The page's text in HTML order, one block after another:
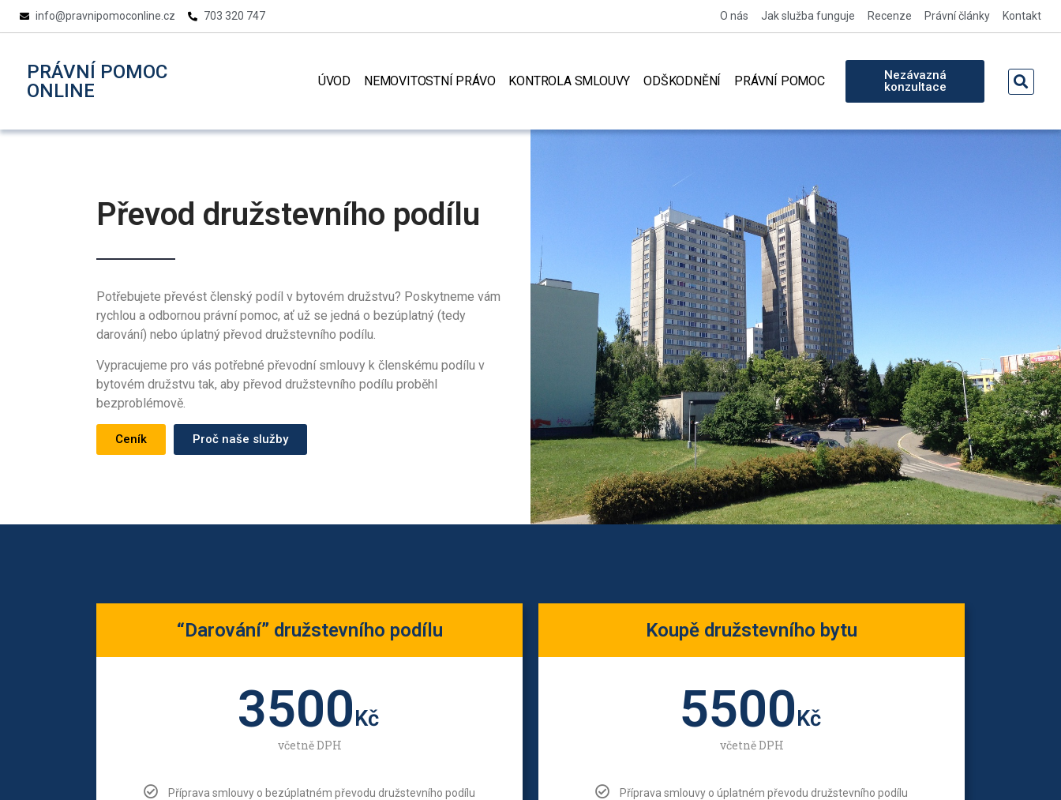
info@pravnipomoconline.cz 703 320 747 O nás Jak služba funguje Recenze Právní články Kontakt
PRÁVNÍ POMOC
ONLINE
ÚVOD NEMOVITOSTNÍ PRÁVO KONTROLA SMLOUVY ODŠKODNĚNÍ PRÁVNÍ POMOC
Nezávazná
konzultace
Převod družstevního podílu
Potřebujete převést členský podíl v bytovém družstvu? Poskytneme vám
rychlou a odbornou právní pomoc, ať už se jedná o bezúplatný (tedy
darování) nebo úplatný převod družstevního podílu.
Vypracujeme pro vás potřebné převodní smlouvy k členskému podílu v
bytovém družstvu tak, aby převod družstevního podílu proběhl
bezproblémově.
Ceník Proč naše služby
“Darování” družstevního podílu
3500Kč
včetně DPH
Příprava smlouvy o bezúplatném převodu družstevního podílu
Koupě družstevního bytu
5500Kč
včetně DPH
Příprava smlouvy o úplatném převodu družstevního podílu